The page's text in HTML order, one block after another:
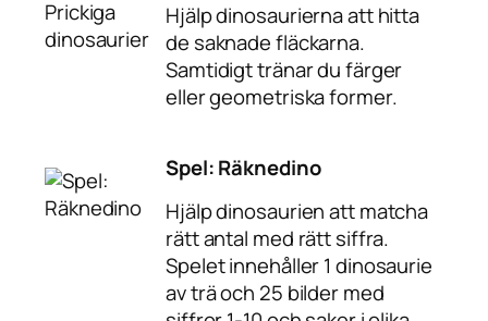
Hjälp dinosaurierna att hitta
de saknade fläckarna.
Samtidigt tränar du färger
eller geometriska former.
Spel: Räknedino
Hjälp dinosaurien att matcha
rätt antal med rätt siffra.
Spelet innehåller 1 dinosaurie
av trä och 25 bilder med